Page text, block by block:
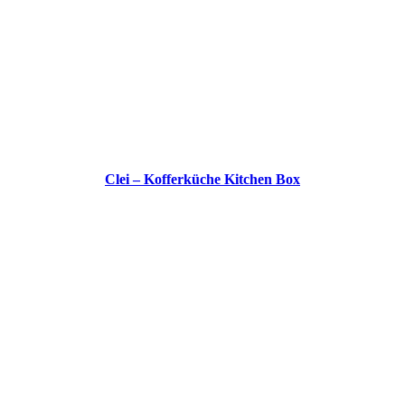
Clei – Kofferküche Kitchen Box